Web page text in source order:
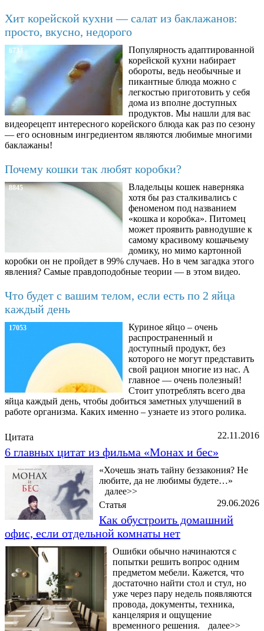
Хит корейской кухни — салат из баклажанов:
просто, вкусно, недорого
6734
Популярность адаптированной
корейской кухни набирает
обороты, ведь необычные и
пикантные блюда можно с
легкостью приготовить у себя
дома из вполне доступных
продуктов. Мы нашли для вас
видеорецепт интересного корейского блюда как раз по сезону
— его основным ингредиентом являются любимые многими
баклажаны!
Почему кошки так любят коробки?
8845
Владельцы кошек наверняка
хотя бы раз сталкивались с
феноменом под названием
«кошка и коробка». Питомец
может проявить равнодушие к
самому красивому кошачьему
домику, но мимо картонной
коробки он не пройдет в 99% случаев. Но в чем загадка этого
явления? Самые правдоподобные теории — в этом видео.
Что будет с вашим телом, если есть по 2 яйца
каждый день
17053
Куриное яйцо – очень
распространенный и
доступный продукт, без
которого не могут представить
свой рацион многие из нас. А
главное — очень полезный!
Стоит употреблять всего два
яйца каждый день, чтобы добиться заметных улучшений в
работе организма. Каких именно – узнаете из этого ролика.
22.11.2016
Цитата
6 главных цитат из фильма «Монах и бес»
«Хочешь знать тайну беззакония? Не
любите, да не любимы будете…»
далее>>
29.06.2026
Статья
Как обустроить домашний
офис, если отдельной комнаты нет
Ошибки обычно начинаются с
попытки решить вопрос одним
предметом мебели. Кажется, что
достаточно найти стол и стул, но
уже через пару недель появляются
провода, документы, техника,
канцелярия и ощущение
временного решения.
далее>>